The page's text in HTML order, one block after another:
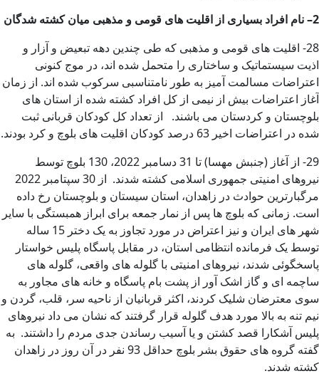
2
–نام افراد بسیاری از اقلیت های قومی و مذهبی میان کشته شدگان
28- اقلیت های قومی و مذهبی که طی چندین دهه تبعیض و آزار و
اذیت سیستماتیک و ساختاری را متحمل شده اند، در موج کنونی
اعتراضات مسالمت آمیز به طور نامتناسبی سرکوب شده اند. از زمان
آغاز اعتراضات بیش از نیمی از کل افراد کشته شده از استان های
بلوچستان و کردستان می باشند. از تعداد کل کودکان قربانی ثبت
شده در اعتراضات اخیر 63 درصد کودکان اقلیت های بلوچ و کرد بودند.
29- از آغاز (جنبش مهسا) تا 31 دسامبر 2022، 130 بلوچ توسط
نیروهای امنیتی جمهوری اسلامی کشته شدند. از 30 سپتامبر 2022
مرگبارترین حوادث در زاهدان، استان سیستان و بلوچستان رخ داده
است. زمانی که بلوچ ها پس از نمار جمعه برای ابراز همبستگی با سایر
شهر های ایران و نیز اعتراض در مورد تجاوز به یک دختر 15 ساله
توسط یک فرمانده انتظامی استان، در مقابل پاسگاه پلیس خواستار
پاسخگوئی شدند، نیروهای امنیتی با گلوله های واقعی، گلوله های
ساچمه ای و گاز اشک آور از پشت بام پاسگاه و خانه های مجاور به
سوی معترضان شلیک کردند، اکثر قربانیان از ناحیه سر، قلب، گردن و
نیم تنه به بالا مورد هدف گلوله قرار گرفتند که نشان می داد نیروهای
پلیس آشکارا قصد کشتن و یا آسیب رساندن جدی مردم را داشتند. به
گفته گروه های حقوق بشر بلوچ حداقل 93 نفر در آن روز در زاهدان
کشته شدند.